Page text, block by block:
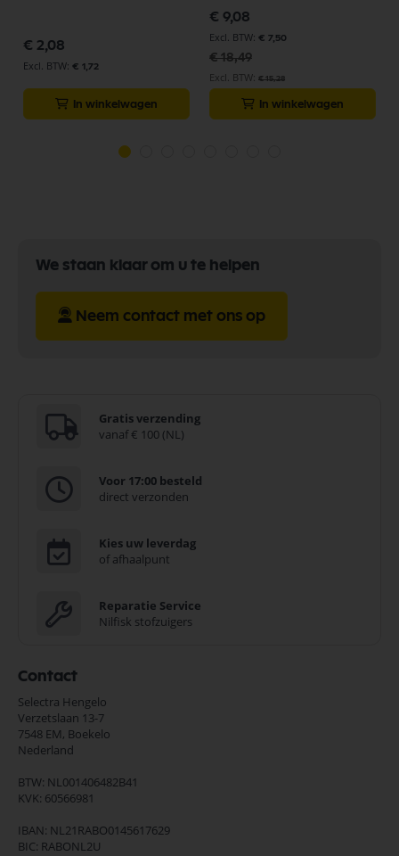
€ 2,08
€ 1,72
In winkelwagen
Speciale
prijs
€ 9,08
€ 7,50
€ 18,49
€ 15,28
In winkelwagen
We staan klaar om u te helpen
Neem contact met ons op
Gratis verzending
vanaf € 100 (NL)
Voor 17:00 besteld
direct verzonden
Kies uw leverdag
of afhaalpunt
Reparatie Service
Nilfisk stofzuigers
Contact
Selectra Hengelo
Verzetslaan 13-7
7548 EM, Boekelo
Nederland
BTW: NL001406482B41
KVK: 60566981
IBAN: NL21RABO0145617629
BIC: RABONL2U